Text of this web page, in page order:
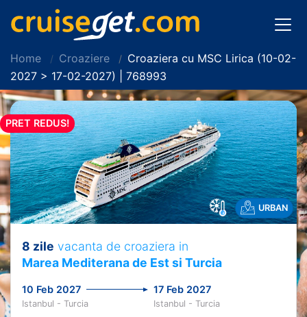
Home Croaziere
Croaziera cu MSC Lirica (10-02-
2027 > 17-02-2027) | 768993
PRET REDUS!
URBAN
8 zile vacanta de croaziera in
Marea Mediterana de Est si Turcia
10 Feb 2027 17 Feb 2027
Istanbul - Turcia Istanbul - Turcia